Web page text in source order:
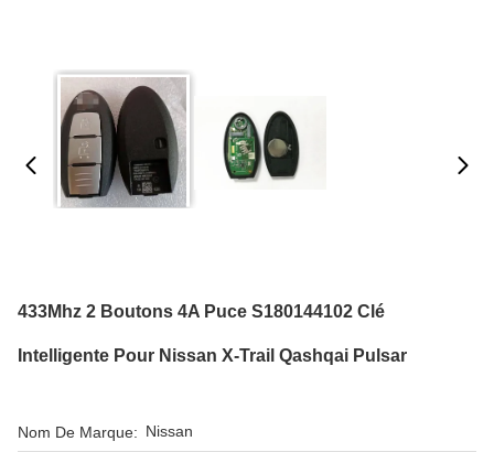
433Mhz 2 Boutons 4A Puce S180144102 Clé
Intelligente Pour Nissan X-Trail Qashqai Pulsar
Nom De Marque: Nissan